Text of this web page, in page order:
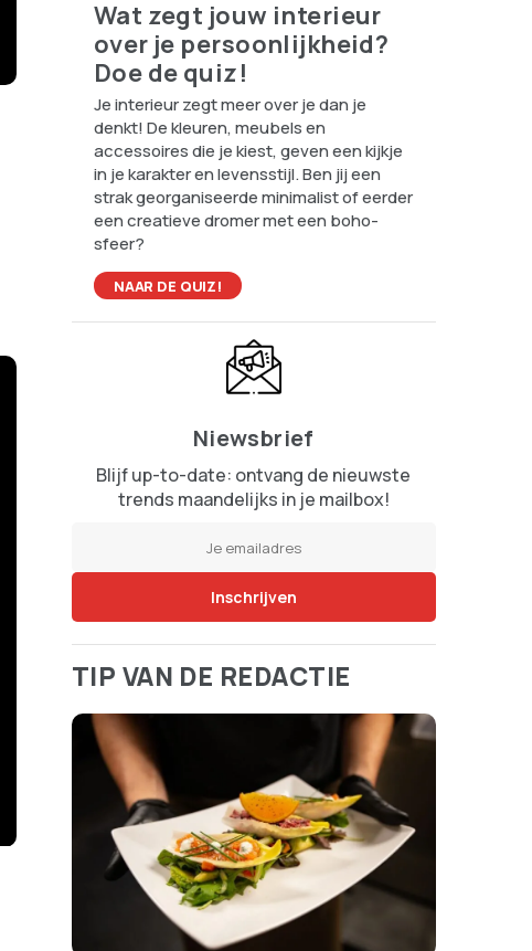
Wat zegt jouw interieur
over je persoonlijkheid?
Doe de quiz!
Je interieur zegt meer over je dan je
denkt! De kleuren, meubels en
accessoires die je kiest, geven een kijkje
in je karakter en levensstijl. Ben jij een
strak georganiseerde minimalist of eerder
een creatieve dromer met een boho-
sfeer?
NAAR DE QUIZ!
Niewsbrief
Blijf up-to-date: ontvang de nieuwste
trends maandelijks in je mailbox!
TIP VAN DE REDACTIE